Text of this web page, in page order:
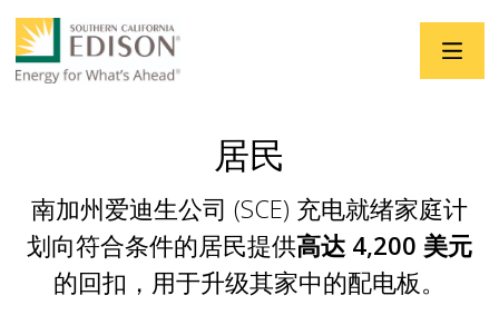
跳转到主要内容
居民
南加州爱迪生公司 (SCE) 充电就绪家庭计
划向符合条件的居民提供高达 4,200 美元
的回扣，用于升级其家中的配电板。